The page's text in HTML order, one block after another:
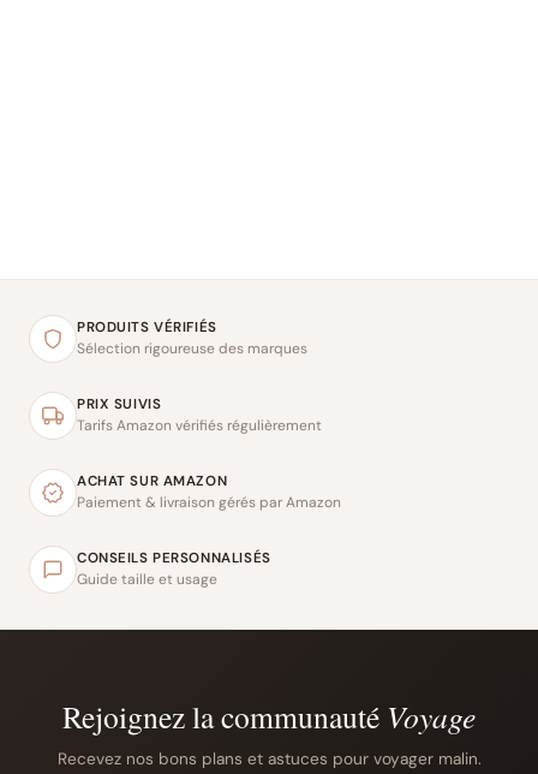
PRODUITS VÉRIFIÉS
Sélection rigoureuse des marques
PRIX SUIVIS
Tarifs Amazon vérifiés régulièrement
ACHAT SUR AMAZON
Paiement & livraison gérés par Amazon
CONSEILS PERSONNALISÉS
Guide taille et usage
Rejoignez la communauté Voyage
Recevez nos bons plans et astuces pour voyager malin.